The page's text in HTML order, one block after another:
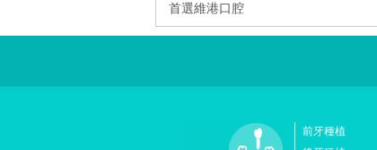
首選維港口腔
前牙種植